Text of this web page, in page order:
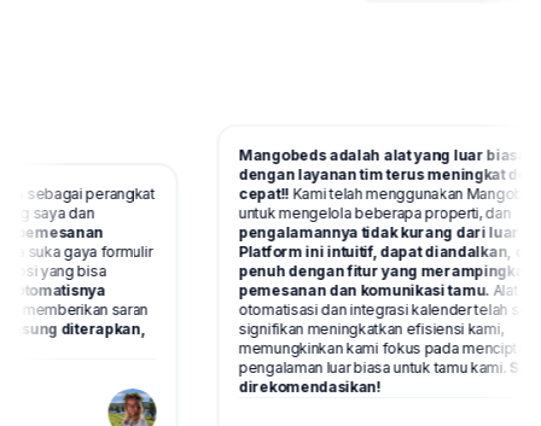
sebagai perangkat
saya dan
pemesanan
suka gaya formulir
opsi yang bisa
otomatisnya
memberikan saran
diterapkan,
Mangobeds adalah alat yang luar biasa
dengan layanan tim terus meningkat
cepat!!Kami telah menggunakan
untuk mengelola beberapa properti, dan
pengalamannya tidak kurang dari luar
Platform ini intuitif, dapat diandalkan,
penuh dengan fitur yang
pemesanan dan komunikasi tamu.Alat
otomatisasi dan integrasi kalender telah
signifikan meningkatkan efisiensi kami,
memungkinkan kami fokus pada
pengalaman luar biasa untuk tamu kami.
direkomendasikan!